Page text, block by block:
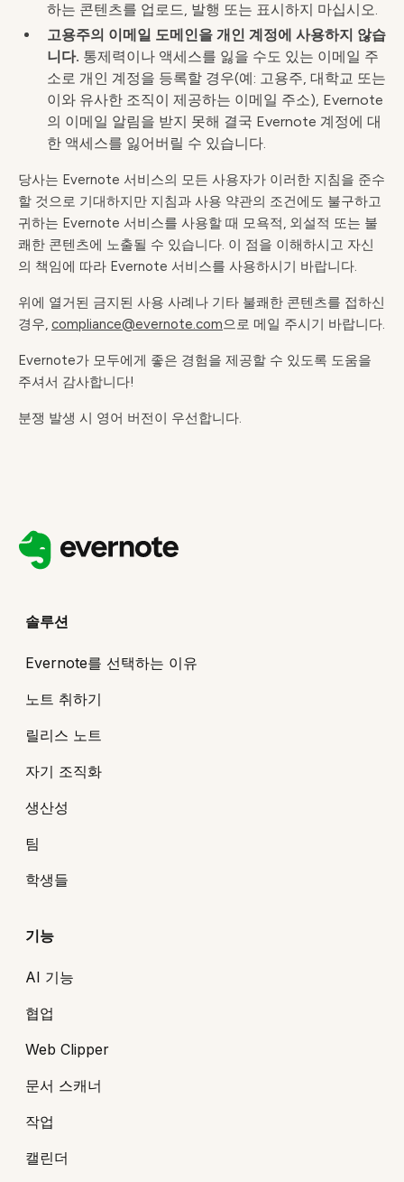
하는 콘텐츠를 업로드, 발행 또는 표시하지 마십시오.
고용주의 이메일 도메인을 개인 계정에 사용하지 않습
니다. 통제력이나 액세스를 잃을 수도 있는 이메일 주
소로 개인 계정을 등록할 경우(예: 고용주, 대학교 또는
이와 유사한 조직이 제공하는 이메일 주소), Evernote
의 이메일 알림을 받지 못해 결국 Evernote 계정에 대
한 액세스를 잃어버릴 수 있습니다.
당사는 Evernote 서비스의 모든 사용자가 이러한 지침을 준수
할 것으로 기대하지만 지침과 사용 약관의 조건에도 불구하고
귀하는 Evernote 서비스를 사용할 때 모욕적, 외설적 또는 불
쾌한 콘텐츠에 노출될 수 있습니다. 이 점을 이해하시고 자신
의 책임에 따라 Evernote 서비스를 사용하시기 바랍니다.
위에 열거된 금지된 사용 사례나 기타 불쾌한 콘텐츠를 접하신
경우, compliance@evernote.com으로 메일 주시기 바랍니다.
Evernote가 모두에게 좋은 경험을 제공할 수 있도록 도움을
주셔서 감사합니다!
분쟁 발생 시 영어 버전이 우선합니다.
솔루션
Evernote를 선택하는 이유
노트 취하기
릴리스 노트
자기 조직화
생산성
팀
학생들
기능
AI 기능
협업
Web Clipper
문서 스캐너
작업
캘린더